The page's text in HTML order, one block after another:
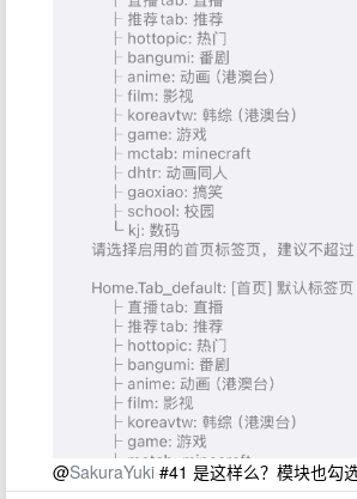
@SakuraYuki #41 是这样么？模块也勾